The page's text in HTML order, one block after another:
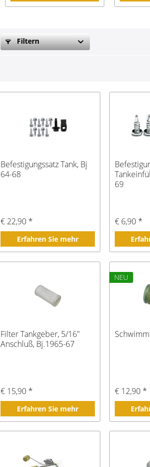
Filtern
Befestigungssatz Tank, Bj
64-68
€ 22,90 *
Erfahren Sie mehr
69
€ 6,90 *
Filter Tankgeber, 5/16"
Anschluß, Bj.1965-67
€ 15,90 *
Erfahren Sie mehr
NEU
€ 12,90 *